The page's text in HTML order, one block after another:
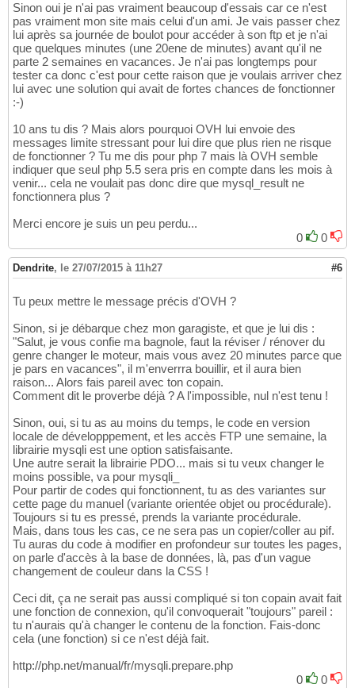
Sinon oui je n'ai pas vraiment beaucoup d'essais car ce n'est
pas vraiment mon site mais celui d'un ami. Je vais passer chez
lui après sa journée de boulot pour accéder à son ftp et je n'ai
que quelques minutes (une 20ene de minutes) avant qu'il ne
parte 2 semaines en vacances. Je n'ai pas longtemps pour
tester ca donc c'est pour cette raison que je voulais arriver chez
lui avec une solution qui avait de fortes chances de fonctionner
:-)
10 ans tu dis ? Mais alors pourquoi OVH lui envoie des
messages limite stressant pour lui dire que plus rien ne risque
de fonctionner ? Tu me dis pour php 7 mais là OVH semble
indiquer que seul php 5.5 sera pris en compte dans les mois à
venir... cela ne voulait pas donc dire que mysql_result ne
fonctionnera plus ?
Merci encore je suis un peu perdu...
0
0
Dendrite, le 27/07/2015 à 11h27 #6
Tu peux mettre le message précis d'OVH ?
Sinon, si je débarque chez mon garagiste, et que je lui dis :
"Salut, je vous confie ma bagnole, faut la réviser / rénover du
genre changer le moteur, mais vous avez 20 minutes parce que
je pars en vacances", il m'enverrra bouillir, et il aura bien
raison... Alors fais pareil avec ton copain.
Comment dit le proverbe déjà ? A l'impossible, nul n'est tenu !
Sinon, oui, si tu as au moins du temps, le code en version
locale de développpement, et les accès FTP une semaine, la
librairie mysqli est une option satisfaisante.
Une autre serait la librairie PDO... mais si tu veux changer le
moins possible, va pour mysqli_
Pour partir de codes qui fonctionnent, tu as des variantes sur
cette page du manuel (variante orientée objet ou procédurale).
Toujours si tu es pressé, prends la variante procédurale.
Mais, dans tous les cas, ce ne sera pas un copier/coller au pif.
Tu auras du code à modifier en profondeur sur toutes les pages,
on parle d'accès à la base de données, là, pas d'un vague
changement de couleur dans la CSS !
Ceci dit, ça ne serait pas aussi compliqué si ton copain avait fait
une fonction de connexion, qu'il convoquerait "toujours" pareil :
tu n'aurais qu'à changer le contenu de la fonction. Fais-donc
cela (une fonction) si ce n'est déjà fait.
http://php.net/manual/fr/mysqli.prepare.php
0
0